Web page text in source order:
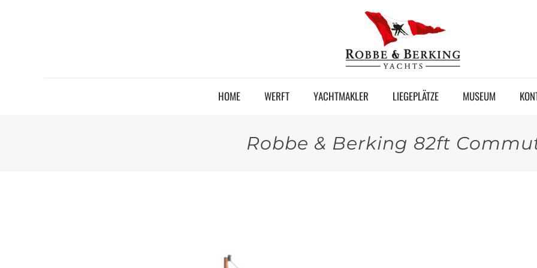
HOME WERFT YACHTMAKLER LIEGEPLÄTZE MUSEUM
Robbe & Berking 82ft